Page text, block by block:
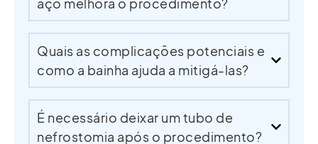
Quais as complicações potenciais e
como a bainha ajuda a mitigá-las?
É necessário deixar um tubo de
nefrostomia após o procedimento?